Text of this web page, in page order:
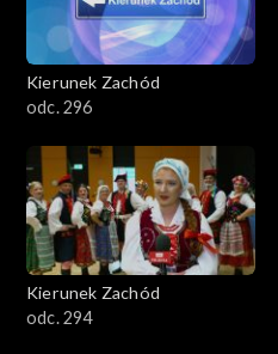
Kierunek Zachód
odc. 296
Kierunek Zachód
odc. 294